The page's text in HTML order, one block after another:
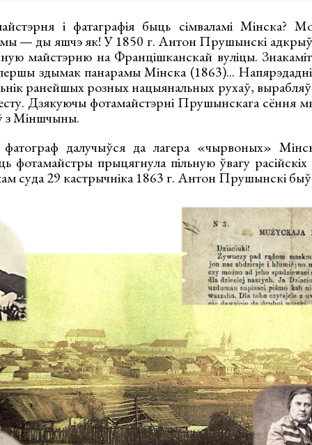
і фатаграфія быць сімваламі Мінска?
— ды яшчэ як! У 1850 г. Антон Прушынскі
майстэрню на Францішканскай вуліцы.
здымак панарамы Мінска (1863)...
ранейшых розных нацыянальных рухаў,
Дзякуючы фотамайстэрні Прушынскага сёння
з Міншчыны.
далучыўся да лагера «чырвоных»
фотамайстры прыцягнула пільную ўвагу расійскіх
суда 29 кастрычніка 1863 г. Антон Прушынскі быў